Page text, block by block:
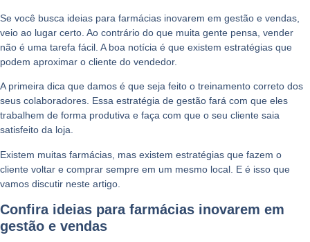
Se você busca ideias para farmácias inovarem em gestão e vendas
veio ao lugar certo. Ao contrário do que muita gente pensa, vender
não é uma tarefa fácil. A boa notícia é que existem estratégias que
podem aproximar o cliente do vendedor.
A primeira dica que damos é que seja feito o treinamento correto dos
seus colaboradores. Essa estratégia de gestão fará com que eles
trabalhem de forma produtiva e faça com que o seu cliente saia
satisfeito da loja.
Existem muitas farmácias, mas existem estratégias que fazem o
cliente voltar e comprar sempre em um mesmo local. E é isso que
vamos discutir neste artigo.
Confira ideias para farmácias inovarem em
gestão e vendas